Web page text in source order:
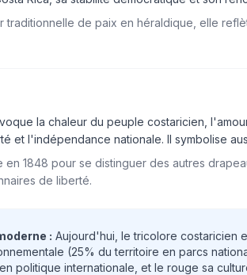
traditionnelle de paix en héraldique, elle
la chaleur du peuple costaricien,
et l'indépendance nationale. Il symbolise
en 1848 pour se distinguer des autres
de liberté.
: Aujourd'hui, le tricolore costaricien
(25% du territoire en parcs
politique internationale, et le rouge sa